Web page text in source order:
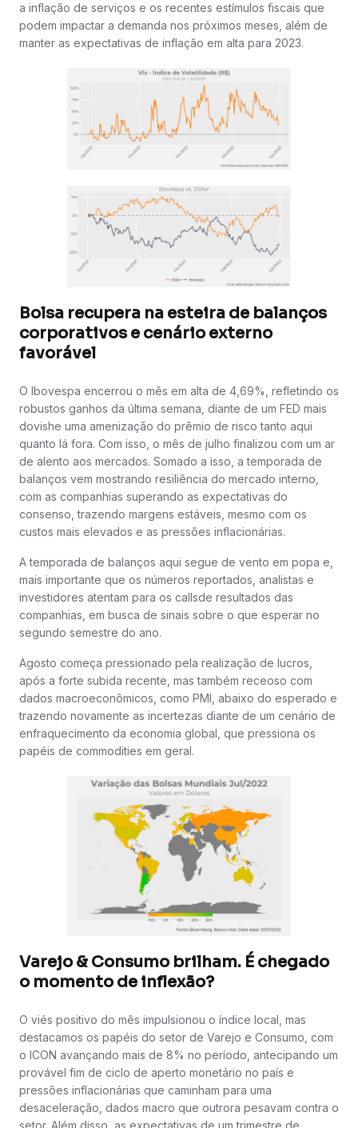
a inflação de serviços e os recentes estímulos fiscais que
podem impactar a demanda nos próximos meses, além de
manter as expectativas de inflação em alta para 2023.
Bolsa recupera na esteira de balanços
corporativos e cenário externo
favorável
O Ibovespa encerrou o mês em alta de 4,69%, refletindo os
robustos ganhos da última semana, diante de um FED mais
dovishe uma amenização do prêmio de risco tanto aqui
quanto lá fora. Com isso, o mês de julho finalizou com um ar
de alento aos mercados. Somado a isso, a temporada de
balanços vem mostrando resiliência do mercado interno,
com as companhias superando as expectativas do
consenso, trazendo margens estáveis, mesmo com os
custos mais elevados e as pressões inflacionárias.
A temporada de balanços aqui segue de vento em popa e,
mais importante que os números reportados, analistas e
investidores atentam para os callsde resultados das
companhias, em busca de sinais sobre o que esperar no
segundo semestre do ano.
Agosto começa pressionado pela realização de lucros,
após a forte subida recente, mas também receoso com
dados macroeconômicos, como PMI, abaixo do esperado e
trazendo novamente as incertezas diante de um cenário de
enfraquecimento da economia global, que pressiona os
papéis de commodities em geral.
Varejo & Consumo brilham. É chegado
o momento de inflexão?
O viés positivo do mês impulsionou o índice local, mas
destacamos os papéis do setor de Varejo e Consumo, com
o ICON avançando mais de 8% no período, antecipando um
provável fim de ciclo de aperto monetário no país e
pressões inflacionárias que caminham para uma
desaceleração, dados macro que outrora pesavam contra o